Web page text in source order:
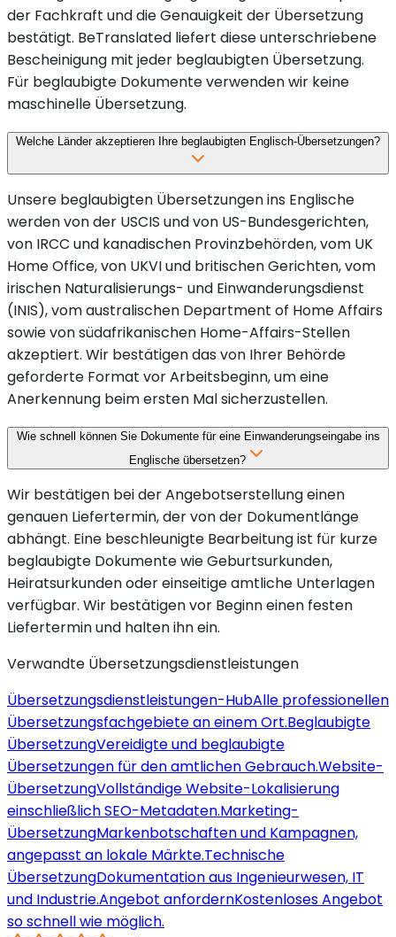
der Fachkraft und die Genauigkeit der Übersetzung
bestätigt. BeTranslated liefert diese unterschriebene
Bescheinigung mit jeder beglaubigten Übersetzung.
Für beglaubigte Dokumente verwenden wir keine
maschinelle Übersetzung.
Welche Länder akzeptieren Ihre beglaubigten Englisch-Übersetzungen?
Unsere beglaubigten Übersetzungen ins Englische
werden von der USCIS und von US-Bundesgerichten,
von IRCC und kanadischen Provinzbehörden, vom UK
Home Office, von UKVI und britischen Gerichten, vom
irischen Naturalisierungs- und Einwanderungsdienst
(INIS), vom australischen Department of Home Affairs
sowie von südafrikanischen Home-Affairs-Stellen
akzeptiert. Wir bestätigen das von Ihrer Behörde
geforderte Format vor Arbeitsbeginn, um eine
Anerkennung beim ersten Mal sicherzustellen.
Wie schnell können Sie Dokumente für eine Einwanderungseingabe ins
Englische übersetzen?
Wir bestätigen bei der Angebotserstellung einen
genauen Liefertermin, der von der Dokumentlänge
abhängt. Eine beschleunigte Bearbeitung ist für kurze
beglaubigte Dokumente wie Geburtsurkunden,
Heiratsurkunden oder einseitige amtliche Unterlagen
verfügbar. Wir bestätigen vor Beginn einen festen
Liefertermin und halten ihn ein.
Verwandte Übersetzungsdienstleistungen
Übersetzungsdienstleistungen-HubAlle professionellen
Übersetzungsfachgebiete an einem Ort.Beglaubigte
ÜbersetzungVereidigte und beglaubigte
Übersetzungen für den amtlichen Gebrauch.Website-
ÜbersetzungVollständige Website-Lokalisierung
einschließlich SEO-Metadaten.Marketing-
ÜbersetzungMarkenbotschaften und Kampagnen,
angepasst an lokale Märkte.Technische
ÜbersetzungDokumentation aus Ingenieurwesen, IT
und Industrie.Angebot anfordernKostenloses Angebot
so schnell wie möglich.